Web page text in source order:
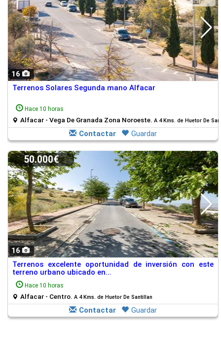
16
Terrenos Solares Segunda mano Alfacar
Hace 10 horas
Alfacar - Vega De Granada Zona Noroeste. A 4 Kms. de Huetor De
Contactar Guardar
16
50.000€
Terrenos excelente oportunidad de inversión con este
terreno urbano ubicado en...
Hace 10 horas
Alfacar - Centro. A 4 Kms. de Huetor De Santillan
Contactar Guardar